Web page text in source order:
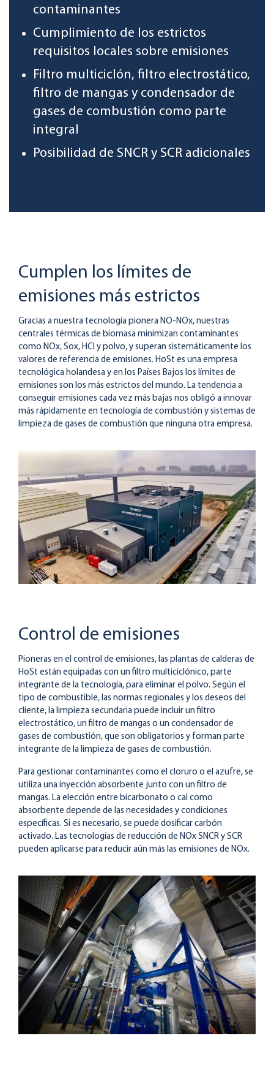
contaminantes
Cumplimiento de los estrictos
requisitos locales sobre emisiones
Filtro multiciclón, filtro electrostático,
filtro de mangas y condensador de
gases de combustión como parte
integral
Posibilidad de SNCR y SCR adicionales
Cumplen los límites de
emisiones más estrictos
Gracias a nuestra tecnología pionera NO-NOx, nuestras
centrales térmicas de biomasa minimizan contaminantes
como NOx, Sox, HCl y polvo, y superan sistemáticamente los
valores de referencia de emisiones. HoSt es una empresa
tecnológica holandesa y en los Países Bajos los límites de
emisiones son los más estrictos del mundo. La tendencia a
conseguir emisiones cada vez más bajas nos obligó a innovar
más rápidamente en tecnología de combustión y sistemas de
limpieza de gases de combustión que ninguna otra empresa.
Control de emisiones
Pioneras en el control de emisiones, las plantas de calderas de
HoSt están equipadas con un filtro multiciclónico, parte
integrante de la tecnología, para eliminar el polvo. Según el
tipo de combustible, las normas regionales y los deseos del
cliente, la limpieza secundaria puede incluir un filtro
electrostático, un filtro de mangas o un condensador de
gases de combustión, que son obligatorios y forman parte
integrante de la limpieza de gases de combustión.
Para gestionar contaminantes como el cloruro o el azufre, se
utiliza una inyección absorbente junto con un filtro de
mangas. La elección entre bicarbonato o cal como
absorbente depende de las necesidades y condiciones
específicas. Si es necesario, se puede dosificar carbón
activado. Las tecnologías de reducción de NOx SNCR y SCR
pueden aplicarse para reducir aún más las emisiones de NOx.